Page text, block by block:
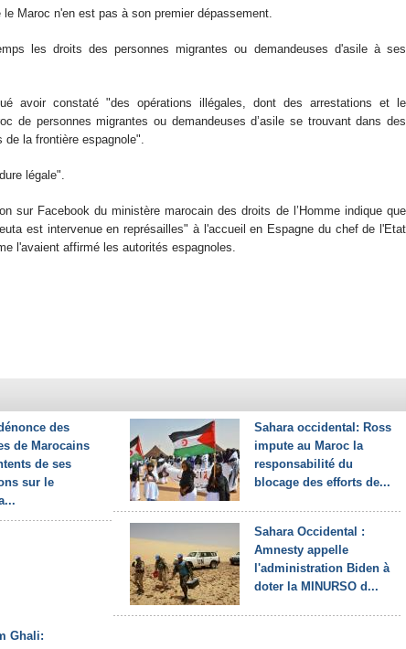
Maroc n'en est pas à son premier dépassement.
les droits des personnes migrantes ou demandeuses d'asile à ses
avoir constaté "des opérations illégales, dont des arrestations et le
de personnes migrantes ou demandeuses d’asile se trouvant dans des
la frontière espagnole".
légale".
sur Facebook du ministère marocain des droits de l’Homme indique que
est intervenue en représailles" à l'accueil en Espagne du chef de l'Etat
l'avaient affirmé les autorités espagnoles.
des
de Marocains
de ses
sur le
Sahara occidental: Ross
impute au Maroc la
responsabilité du
blocage des efforts de...
Sahara Occidental :
Amnesty appelle
l'administration Biden à
doter la MINURSO d...
Ghali: